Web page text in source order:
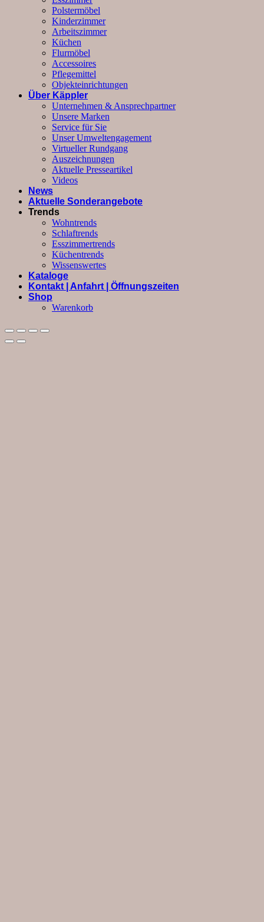
Polstermöbel
Kinderzimmer
Arbeitszimmer
Küchen
Flurmöbel
Accessoires
Pflegemittel
Objekteinrichtungen
Über Käppler
Unternehmen & Ansprechpartner
Unsere Marken
Service für Sie
Unser Umweltengagement
Virtueller Rundgang
Auszeichnungen
Aktuelle Presseartikel
Videos
News
Aktuelle Sonderangebote
Trends
Wohntrends
Schlaftrends
Esszimmertrends
Küchentrends
Wissenswertes
Kataloge
Kontakt | Anfahrt | Öffnungszeiten
Shop
Warenkorb